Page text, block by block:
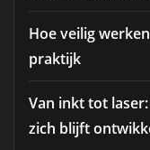
Hoe veilig
praktijk
Van inkt tot
zich blijft